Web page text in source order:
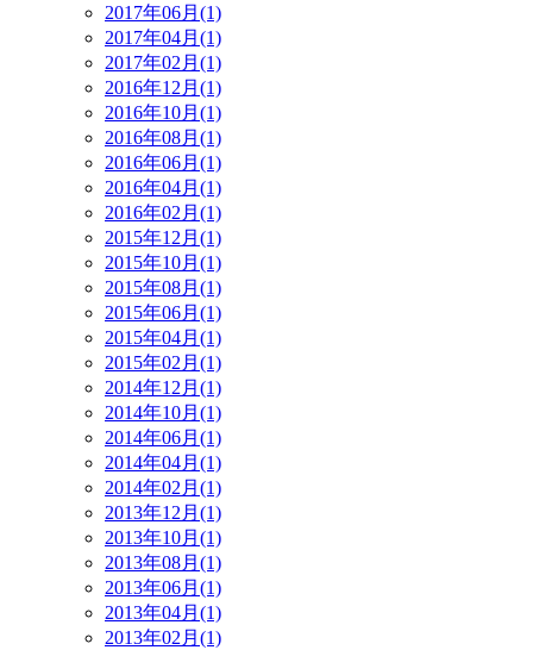
2017年06月(1)
2017年04月(1)
2017年02月(1)
2016年12月(1)
2016年10月(1)
2016年08月(1)
2016年06月(1)
2016年04月(1)
2016年02月(1)
2015年12月(1)
2015年10月(1)
2015年08月(1)
2015年06月(1)
2015年04月(1)
2015年02月(1)
2014年12月(1)
2014年10月(1)
2014年06月(1)
2014年04月(1)
2014年02月(1)
2013年12月(1)
2013年10月(1)
2013年08月(1)
2013年06月(1)
2013年04月(1)
2013年02月(1)